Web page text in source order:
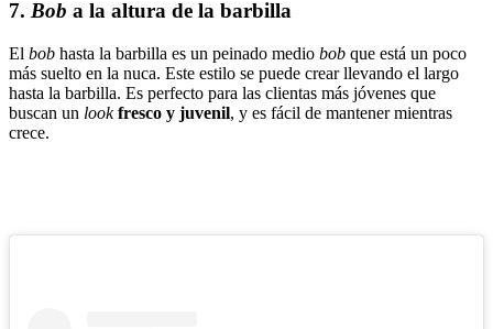
7. Bob a la altura de la barbilla
El bob hasta la barbilla es un peinado medio bob que está un poco
más suelto en la nuca. Este estilo se puede crear llevando el largo
hasta la barbilla. Es perfecto para las clientas más jóvenes que
buscan un lookfresco y juvenil, y es fácil de mantener mientras
crece.